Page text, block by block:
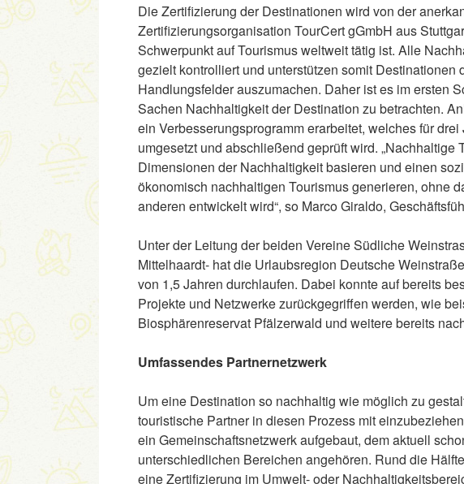
Die Zertifizierung der Destinationen wird von der
Zertifizierungsorganisation TourCert gGmbH aus
Schwerpunkt auf Tourismus weltweit tätig ist. Alle
gezielt kontrolliert und unterstützen somit Destinationen
Handlungsfelder auszumachen. Daher ist es im ersten
Sachen Nachhaltigkeit der Destination zu betrachten.
ein Verbesserungsprogramm erarbeitet, welches für
umgesetzt und abschließend geprüft wird. „Nachhaltige
Dimensionen der Nachhaltigkeit basieren und einen
ökonomisch nachhaltigen Tourismus generieren, ohne
anderen entwickelt wird“, so Marco Giraldo,
Unter der Leitung der beiden Vereine Südliche
Mittelhaardt- hat die Urlaubsregion Deutsche
von 1,5 Jahren durchlaufen. Dabei konnte auf bereits
Projekte und Netzwerke zurückgegriffen werden, wie
Biosphärenreservat Pfälzerwald und weitere bereits
Umfassendes Partnernetzwerk
Um eine Destination so nachhaltig wie möglich zu
touristische Partner in diesen Prozess mit
ein Gemeinschaftsnetzwerk aufgebaut, dem aktuell
unterschiedlichen Bereichen angehören. Rund die
eine Zertifizierung im Umwelt- oder